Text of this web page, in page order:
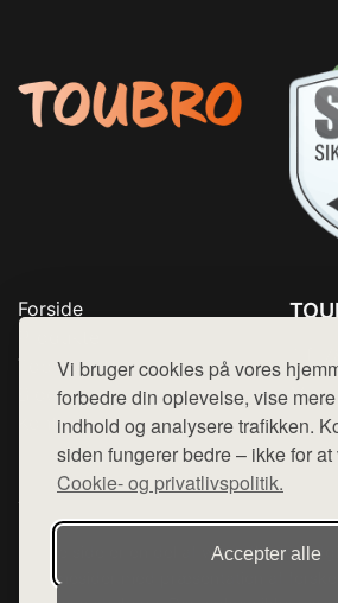
Vi bruger cookies på vores
forbedre din oplevelse, vise
indhold og analysere trafikken.
siden fungerer bedre – ikke for
Cookie- og privatlivspolitik.
Accepter alle
Forside
Top Rabatter
Blog
Kontakt
Mail:
Denne side er en del af want.dk, der
hjemmesider med præsentation af